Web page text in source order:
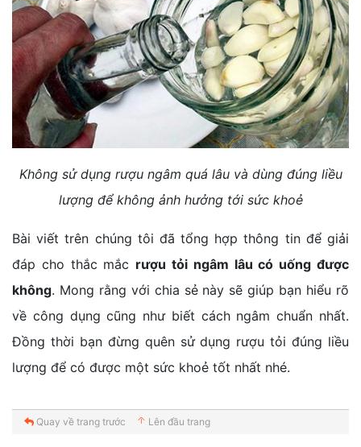
Không sử dụng rượu ngâm quá lâu và dùng đúng liều
lượng để không ảnh hưởng tới sức khoẻ
Bài viết trên chúng tôi đã tổng hợp thông tin để giải
đáp cho thắc mắc rượu tỏi ngâm lâu có uống được
không. Mong rằng với chia sẻ này sẽ giúp bạn hiểu rõ
về công dụng cũng như biết cách ngâm chuẩn nhất.
Đồng thời bạn đừng quên sử dụng rượu tỏi đúng liều
lượng để có được một sức khoẻ tốt nhất nhé.
Quay về trang trước Lên đầu trang